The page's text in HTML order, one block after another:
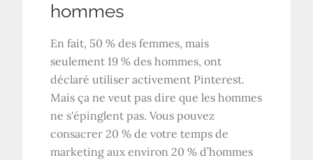
hommes
En fait, 50 % des femmes, mais
seulement 19 % des hommes, ont
déclaré utiliser activement Pinterest.
Mais ça ne veut pas dire que les hommes
ne s'épinglent pas. Vous pouvez
consacrer 20 % de votre temps de
marketing aux environ 20 % d’hommes